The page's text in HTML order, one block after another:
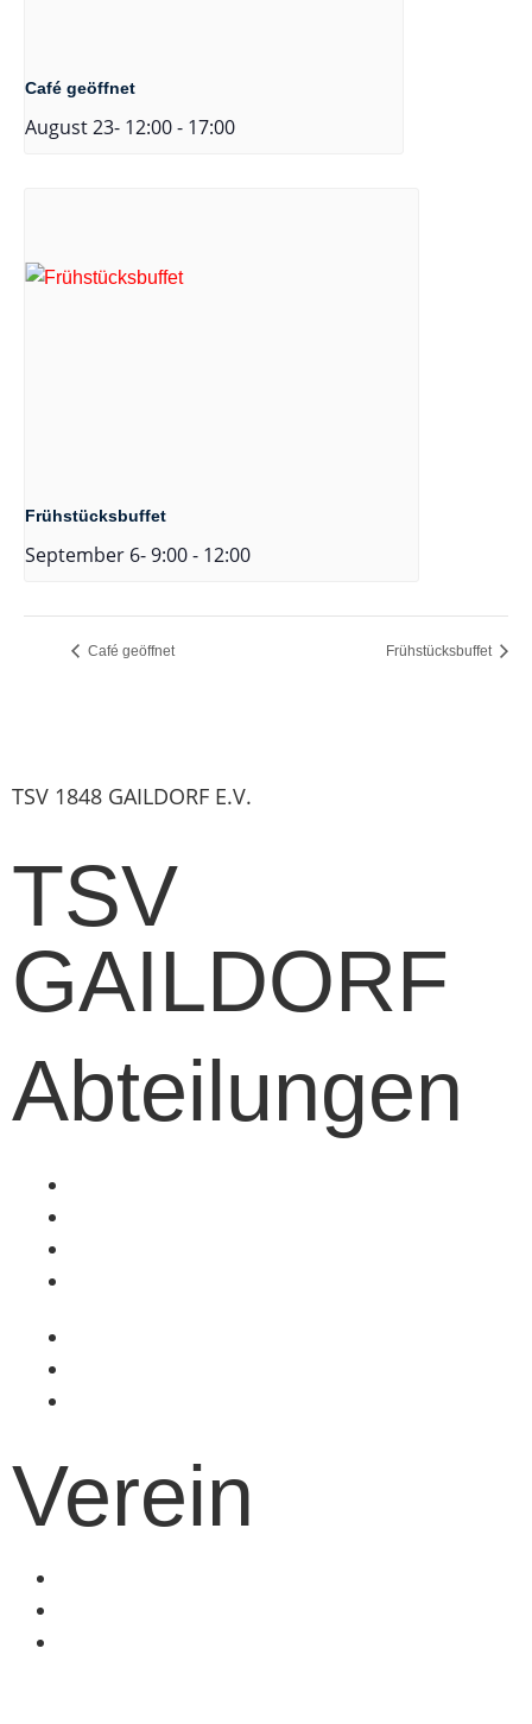
Café geöffnet
August 23- 12:00- 17:00
Frühstücksbuffet
September 6- 9:00- 12:00
Café geöffnet Frühstücksbuffet
TSV 1848 GAILDORF E.V.
TSV
GAILDORF
Abteilungen
Verein